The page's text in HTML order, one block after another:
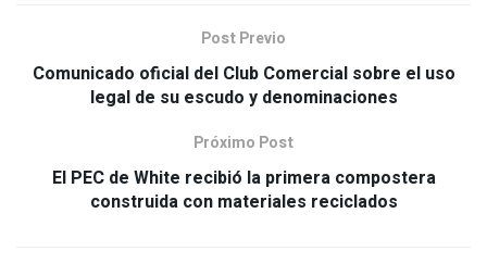
Post Previo
Comunicado oficial del Club Comercial sobre el uso
legal de su escudo y denominaciones
Próximo Post
El PEC de White recibió la primera compostera
construida con materiales reciclados